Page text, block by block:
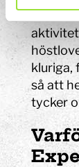
kluriga,
så att
tycker